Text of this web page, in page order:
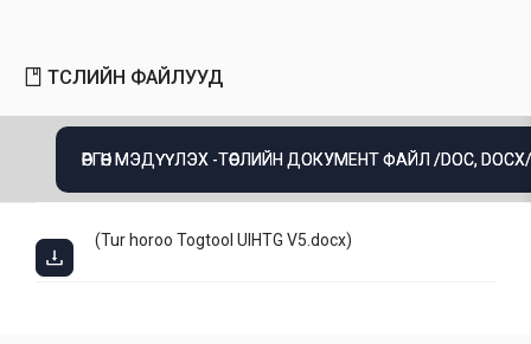
ТӨСЛИЙН ФАЙЛУУД
ӨРГӨН МЭДҮҮЛЭХ -ТӨСЛИЙН ДОКУМЕНТ ФАЙЛ /DOC, DOCX/
(Tur horoo Togtool UIHTG V5.docx)